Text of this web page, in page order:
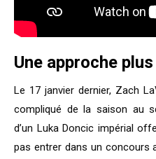
Une approche
Le 17 janvier dernier, Zach
compliqué de la saison au
d’un Luka Doncic impérial
pas entrer dans un concours